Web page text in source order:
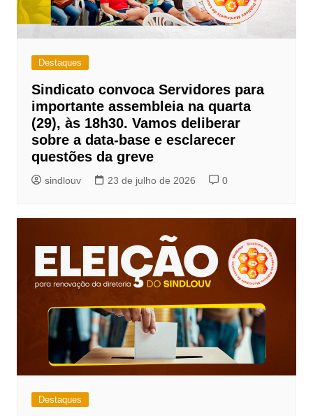
Destaques
Sindicato convoca Servidores para
importante assembleia na quarta
(29), às 18h30. Vamos deliberar
sobre a data-base e esclarecer
questões da greve
sindlouv 23 de julho de 2026 0
Destaques